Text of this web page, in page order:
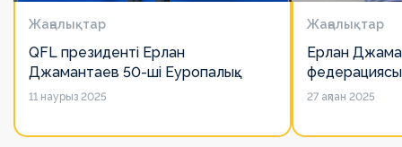
Жаңалықтар
QFL президенті Ерлан
Джамантаев 50-ші Еуропалық
лигалар Бас ассамблеясына
11 наурыз 2025
Жаңалықтар
Ерлан
есімін
27 ақпан 2025